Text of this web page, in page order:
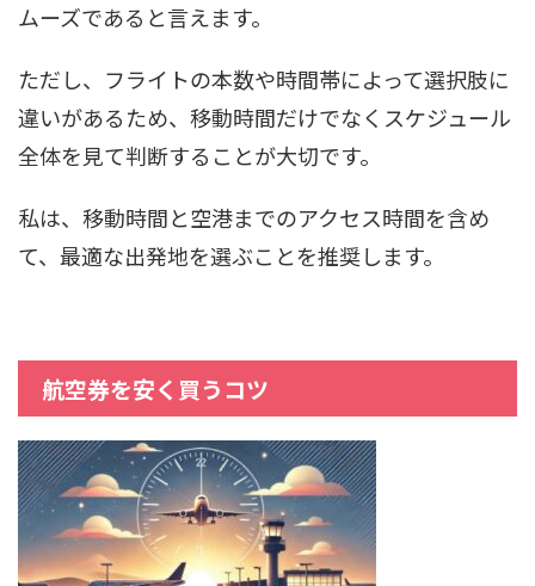
ムーズであると言えます。
ただし、フライトの本数や時間帯によって選択肢に
違いがあるため、移動時間だけでなくスケジュール
全体を見て判断することが大切です。
私は、移動時間と空港までのアクセス時間を含め
て、最適な出発地を選ぶことを推奨します。
航空券を安く買うコツ